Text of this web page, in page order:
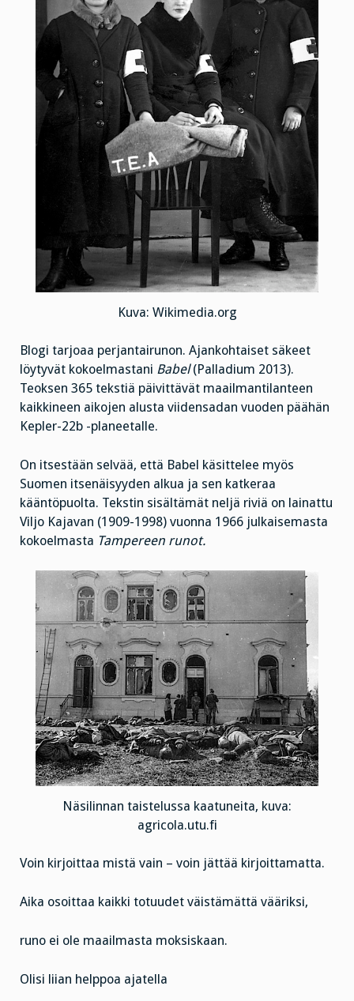
Kuva: Wikimedia.org
Blogi tarjoaa perjantairunon. Ajankohtaiset säkeet
löytyvät kokoelmastani Babel(Palladium 2013).
Teoksen 365 tekstiä päivittävät maailmantilanteen
kaikkineen aikojen alusta viidensadan vuoden päähän
Kepler-22b -planeetalle.
On itsestään selvää, että Babel käsittelee myös
Suomen itsenäisyyden alkua ja sen katkeraa
kääntöpuolta. Tekstin sisältämät neljä riviä on lainattu
Viljo Kajavan (1909-1998) vuonna 1966 julkaisemasta
kokoelmasta Tampereen runot.
Näsilinnan taistelussa kaatuneita, kuva:
agricola.utu.fi
Voin kirjoittaa mistä vain – voin jättää kirjoittamatta.
Aika osoittaa kaikki totuudet väistämättä vääriksi,
runo ei ole maailmasta moksiskaan.
Olisi liian helppoa ajatella